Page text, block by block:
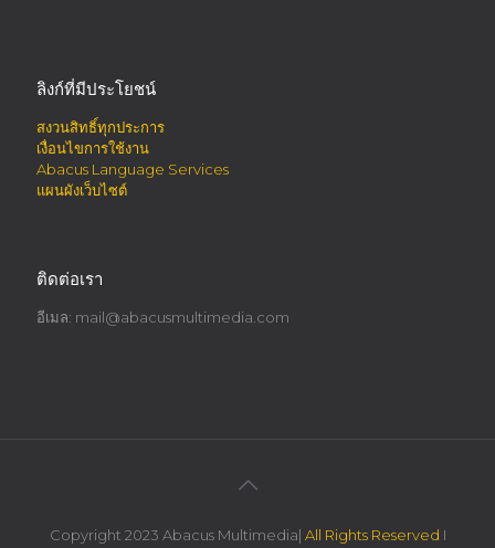
ลิงก์ที่มีประโยชน์
สงวนสิทธิ์ทุกประการ
เงื่อนไขการใช้งาน
Abacus Language Services
แผนผังเว็บไซต์
ติดต่อเรา
อีเมล: mail@abacusmultimedia.com
Copyright 2023 Abacus Multimedia| All Rights Reserved I